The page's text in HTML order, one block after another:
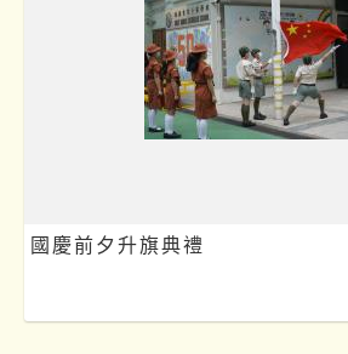
國慶前夕升旗典禮